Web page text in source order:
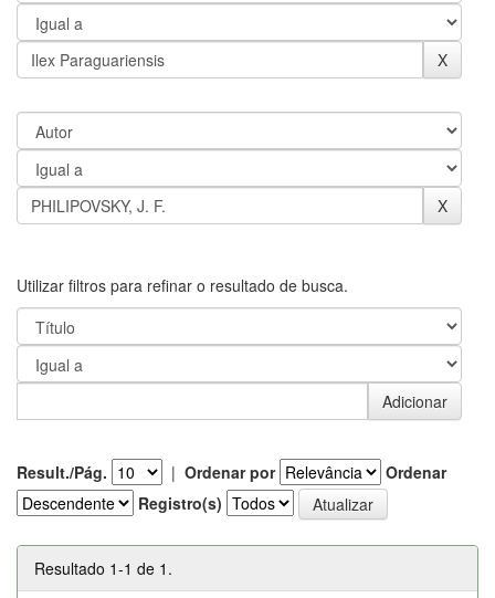
Utilizar filtros para refinar o resultado de busca.
Result./Pág. | Ordenar por
Ordenar
Registro(s)
Resultado 1-1 de 1.